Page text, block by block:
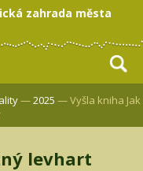
zahrada města
—2025 — Vyšla kniha Jak
levhart